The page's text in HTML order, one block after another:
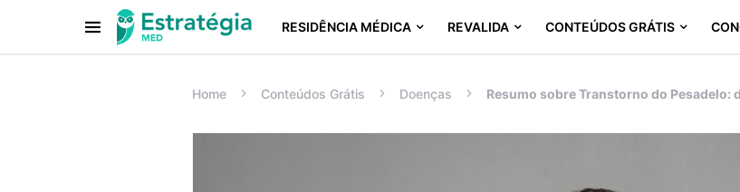
RESIDÊNCIA MÉDICA REVALIDA CONTEÚDOS GRÁTIS
Procurar:
Home Conteúdos Grátis Doenças Resumo sobre Transtorno do Pesadelo: